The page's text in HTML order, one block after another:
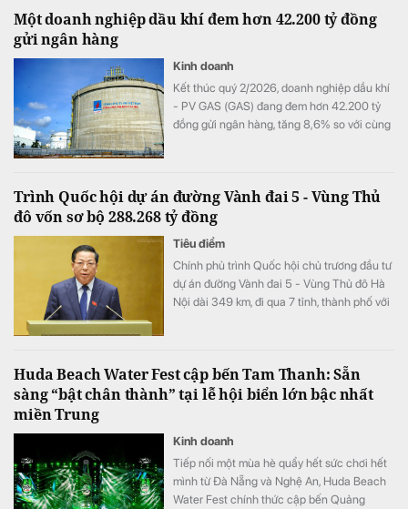
Một doanh nghiệp dầu khí đem hơn 42.200 tỷ đồng
gửi ngân hàng
Kinh doanh
Kết thúc quý 2/2026, doanh nghiệp dầu khí
- PV GAS (GAS) đang đem hơn 42.200 tỷ
đồng gửi ngân hàng, tăng 8,6% so với cùng
Trình Quốc hội dự án đường Vành đai 5 - Vùng Thủ
đô vốn sơ bộ 288.268 tỷ đồng
Tiêu điểm
Chính phủ trình Quốc hội chủ trương đầu tư
dự án đường Vành đai 5 - Vùng Thủ đô Hà
Nội dài 349 km, đi qua 7 tỉnh, thành phố với
vùng.
Huda Beach Water Fest cập bến Tam Thanh: Sẵn
sàng “bật chân thành” tại lễ hội biển lớn bậc nhất
miền Trung
Kinh doanh
Tiếp nối một mùa hè quẩy hết sức chơi hết
mình từ Đà Nẵng và Nghệ An, Huda Beach
Water Fest chính thức cập bến Quảng